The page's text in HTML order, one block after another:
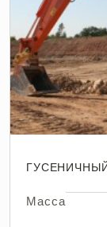
ГУСЕНИЧНЫЙ
Масса